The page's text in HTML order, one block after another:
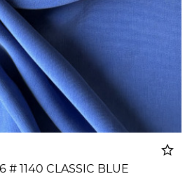
# 1140 CLASSIC BLUE